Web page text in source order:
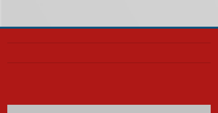
Como os pais podem investir
escola